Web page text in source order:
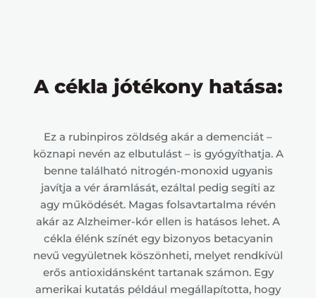
A cékla jótékony hatása:
Ez a rubinpiros zöldség akár a demenciát –
köznapi nevén az elbutulást – is gyógyíthatja. A
benne található nitrogén-monoxid ugyanis
javítja a vér áramlását, ezáltal pedig segíti az
agy működését. Magas folsavtartalma révén
akár az Alzheimer-kór ellen is hatásos lehet. A
cékla élénk színét egy bizonyos betacyanin
nevű vegyületnek köszönheti, melyet rendkívül
erős antioxidánsként tartanak számon. Egy
amerikai kutatás például megállapította, hogy